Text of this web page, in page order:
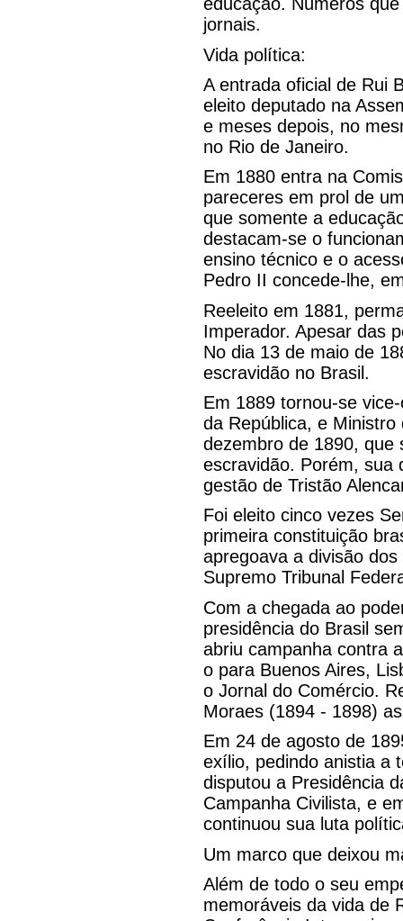
jornais.
Vida política:
A entrada oficial de Rui
eleito deputado na
e meses depois, no
no Rio de Janeiro.
Em 1880 entra na
pareceres em prol de
que somente a
destacam-se o
ensino técnico e o
Pedro II concede-lhe,
Reeleito em 1881,
Imperador. Apesar das
No dia 13 de maio de
escravidão no Brasil.
Em 1889 tornou-se
da República, e
dezembro de 1890, que
escravidão. Porém, sua
gestão de Tristão
Foi eleito cinco vezes
primeira constituição
apregoava a divisão
Supremo Tribunal
Com a chegada ao
presidência do Brasil
abriu campanha contra
o para Buenos Aires,
o Jornal do Comércio.
Moraes (1894 - 1898)
Em 24 de agosto de
exílio, pedindo anistia a
disputou a Presidência
Campanha Civilista, e
continuou sua luta
Um marco que deixou
Além de todo o seu
memoráveis da vida de